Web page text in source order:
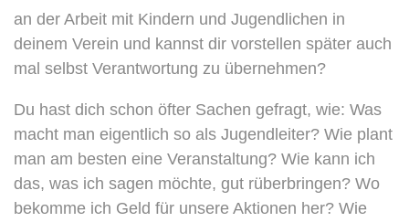
an der Arbeit mit Kindern und Jugendlichen in
deinem Verein und kannst dir vorstellen später auch
mal selbst Verantwortung zu übernehmen?
Du hast dich schon öfter Sachen gefragt, wie: Was
macht man eigentlich so als Jugendleiter? Wie plant
man am besten eine Veranstaltung? Wie kann ich
das, was ich sagen möchte, gut rüberbringen? Wo
bekomme ich Geld für unsere Aktionen her? Wie